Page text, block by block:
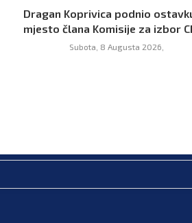
Dragan Koprivica podnio
mjesto člana Komisije za izbor
Subota, 8 Augusta 2026,